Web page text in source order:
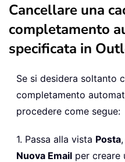
Cancellare una
completamento
specificata in
Se si desidera soltanto
completamento
procedere come segue:
1. Passa alla vista Posta
Nuova Email per creare